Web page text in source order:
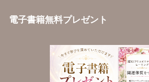
電子書籍無料プレゼント